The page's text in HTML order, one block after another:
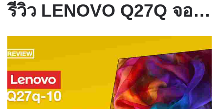
รีวิว LENOVO Q27Q จอมอนิเตอร์ดีไซน์สวยคุณภาพเยี่ยมทำงานก็ดี เล่นเกมก็ได้